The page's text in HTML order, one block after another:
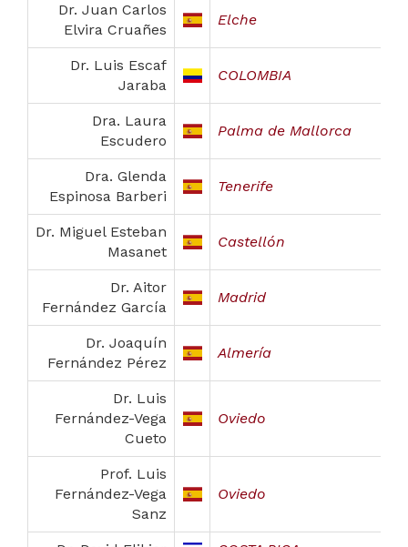
Dr. Juan Carlos
Elvira Cruañes
Elche
Dr. Luis Escaf
Jaraba
COLOMBIA
Dra. Laura
Escudero
Palma de Mallorca
Dra. Glenda
Espinosa Barberi
Tenerife
Dr. Miguel Esteban
Masanet
Castellón
Dr. Aitor
Fernández García
Madrid
Dr. Joaquín
Fernández Pérez
Almería
Dr. Luis
Fernández-Vega
Cueto
Oviedo
Prof. Luis
Fernández-Vega
Sanz
Oviedo